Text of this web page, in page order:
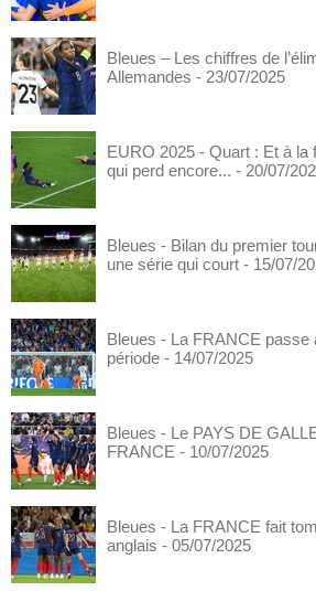
Bleues – Les chiffres de
Allemandes - 23/07/2025
EURO 2025 - Quart : Et à la
qui perd encore... - 20/07/
Bleues - Bilan du premier
une série qui court - 15/07/
Bleues - La FRANCE passe
période - 14/07/2025
Bleues - Le PAYS DE
FRANCE - 10/07/2025
Bleues - La FRANCE fait
anglais - 05/07/2025